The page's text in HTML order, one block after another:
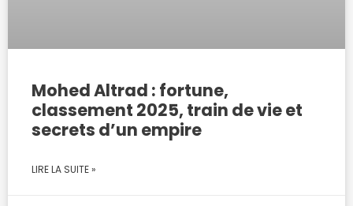
Mohed Altrad : fortune,
classement 2025, train de vie et
secrets d’un empire
LIRE LA SUITE »